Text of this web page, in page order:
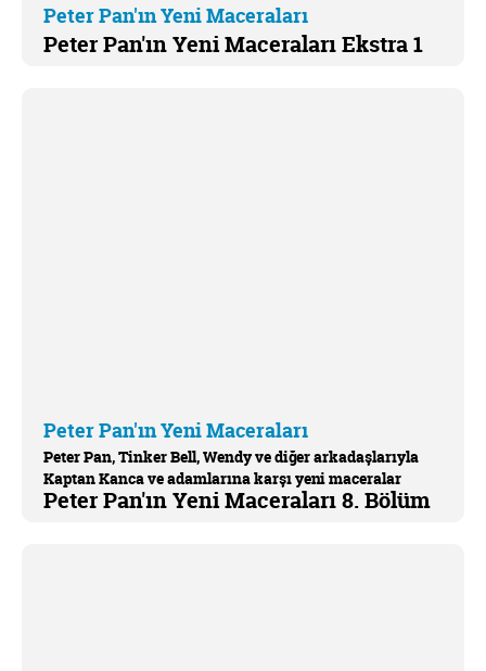
Peter Pan'ın Yeni Maceraları
Peter Pan'ın Yeni Maceraları Ekstra 1
Peter Pan'ın Yeni Maceraları
Peter Pan, Tinker Bell, Wendy ve diğer arkadaşlarıyla
Kaptan Kanca ve adamlarına karşı yeni maceralar
yaşamaya devam ediyor.
Peter Pan'ın Yeni Maceraları 8. Bölüm